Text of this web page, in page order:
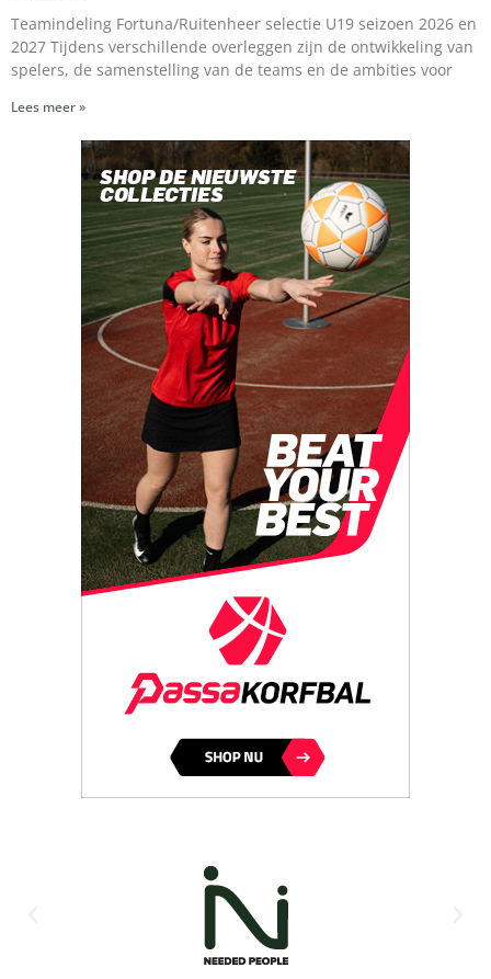
Teamindeling Fortuna/Ruitenheer selectie U19 seizoen 2026 en
2027 Tijdens verschillende overleggen zijn de ontwikkeling van
spelers, de samenstelling van de teams en de ambities voor
Lees meer »